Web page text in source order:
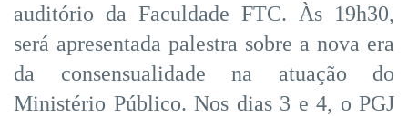
auditório da Faculdade FTC. Às 19h30,
será apresentada palestra sobre a nova era
da consensualidade na atuação do
Ministério Público. Nos dias 3 e 4, o PGJ